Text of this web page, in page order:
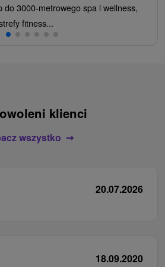
do 3000-metrowego spa i wellness,
fitness...
klienci
wszystko
20.07.2026
18.09.2020